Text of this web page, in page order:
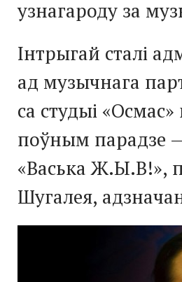
узнагароду за
Інтрыгай сталі
ад музычнага
са студыі
поўным парадзе
«Васька Ж.Ы.В!»,
Шугалея,